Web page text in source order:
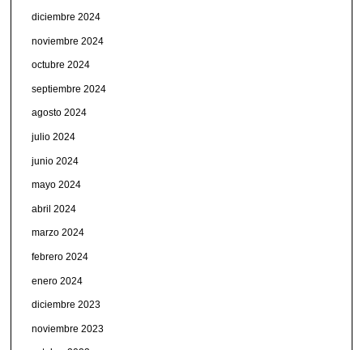
diciembre 2024
noviembre 2024
octubre 2024
septiembre 2024
agosto 2024
julio 2024
junio 2024
mayo 2024
abril 2024
marzo 2024
febrero 2024
enero 2024
diciembre 2023
noviembre 2023